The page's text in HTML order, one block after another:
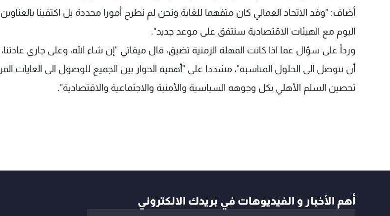
أضاف: "وفد الاتحاد العمالي كان متفهما للغاية ونحن لم نطرح أمورا محددة بل اكتفينا بالعناوين
اليوم مع الهيئات الاقتصادية سنتفق على موعد جديد".
ورداً على سؤال عما اذا كانت المهلة الزمنية تضيق، قال ميقاتي "إن شاء الله، وعلى جاري
أن نتوصل الى الحلول المناسبة"، مشددا على "أهمية الحوار بين الجميع للوصول الى الغايات
تحصين السلم الأهلي بكل وجوهه السياسية والأمنية والاجتماعية والاقتصادية".
أهم الأخبار و الفيديوهات في بريدك الالكتروني